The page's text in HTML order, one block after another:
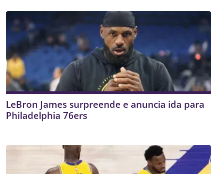
LeBron James surpreende e anuncia ida para
Philadelphia 76ers